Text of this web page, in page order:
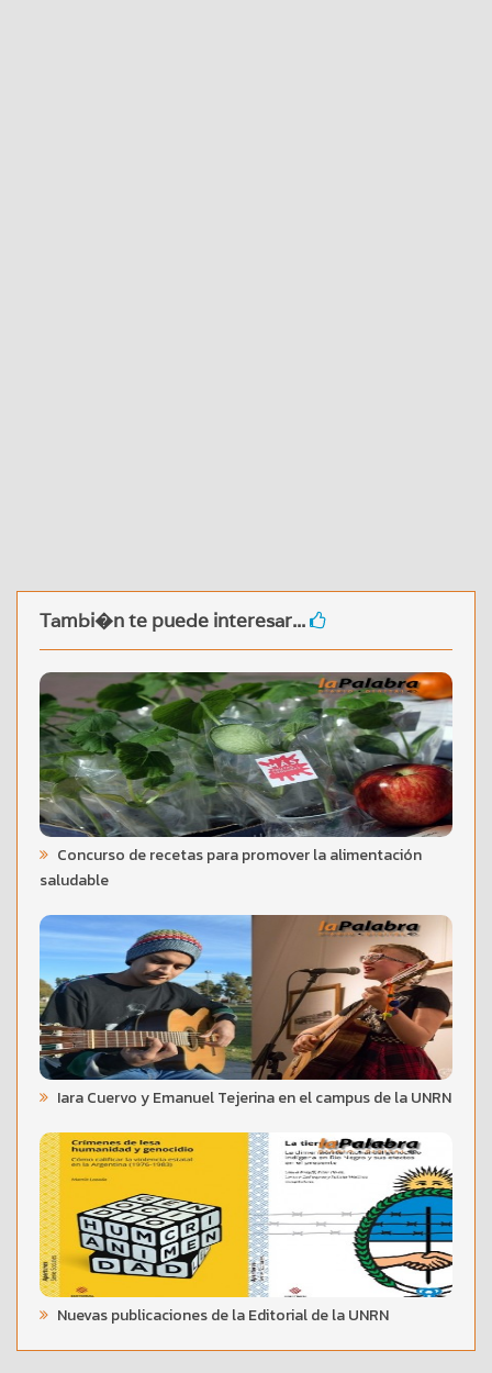
Tambi�n te puede interesar...
Concurso de recetas para promover la alimentación
saludable
Iara Cuervo y Emanuel Tejerina en el campus de la UNRN
Nuevas publicaciones de la Editorial de la UNRN